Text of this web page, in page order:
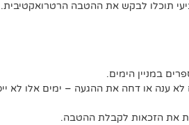
במניין הימים.
ענה או דחה את ההגעה – ימים אלו לא
את הזכאות לקבלת ההטבה.